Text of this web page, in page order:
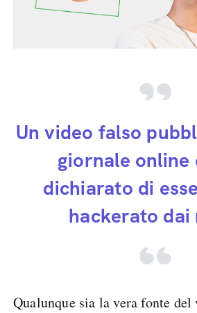
Un video falso
giornale online
dichiarato di
hackerato dai
Qualunque sia la vera fonte del